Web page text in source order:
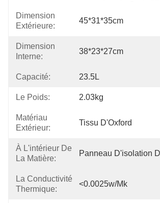
Dimension
Extérieure:
45*31*35cm
Dimension
Interne:
38*23*27cm
Capacité: 23.5L
Le Poids: 2.03kg
Matériau
Extérieur:
Tissu D'Oxford
À L'intérieur De
La Matière:
Panneau D'isolation
La Conductivité
Thermique:
<0.0025w/mk